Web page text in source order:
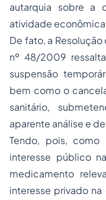
autarquia sobre a
atividade
De fato, a
nº 48/2009
suspensão
bem como o
sanitário,
aparente análise e
Tendo, pois,
interesse público
medicamento
interesse privado